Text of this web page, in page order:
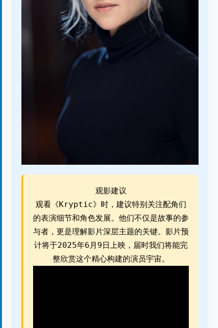
观影建议
观看《Kryptic》时，建议特别关注配角们
的表演细节和角色发展。他们不仅是故事的参
与者，更是理解影片深层主题的关键。影片预
计将于2025年6月9日上映，届时我们将能完
整欣赏这个精心构建的演员宇宙。